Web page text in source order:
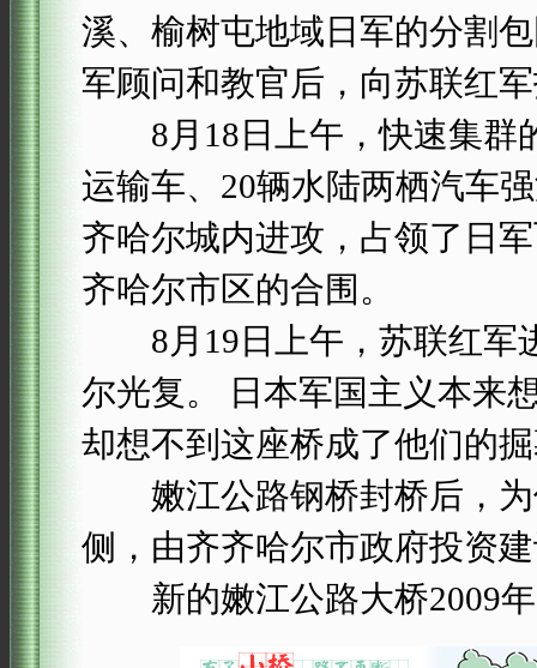
溪、榆树屯地域日军的分割
军顾问和教官后，向苏联红
8月18日上午，快速集群的
运输车、20辆水陆两栖汽车
齐哈尔城内进攻，占领了日
齐哈尔市区的合围。
8月19日上午，苏联红军
尔光复。 日本军国主义本来
却想不到这座桥成了他们的
嫩江公路钢桥封桥后，为
侧，由齐齐哈尔市政府投资
新的嫩江公路大桥2009年